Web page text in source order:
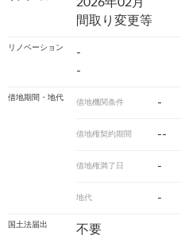
間取り変更等
リノベーション
-
-
借地期間・地代
借地機関条件 -
借地権契約期間 --
借地権満了日 -
地代 -
国土法届出 不要